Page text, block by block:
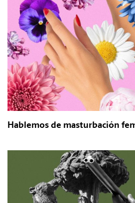
Hablemos de masturbación